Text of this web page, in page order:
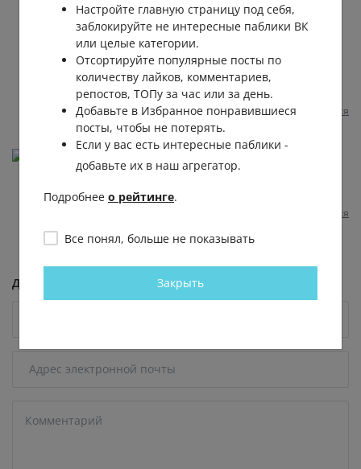
8 несколько месяцев назад 0 0
Пожаловаться
Татьяна Николаевна
Без слов ‼👍👍👍👍👍👍✊✊✊✊🍷🍷🍷
8 несколько месяцев назад
Пожаловаться
Добавить комментарий
Настройте главную страницу под себя,
заблокируйте не интересные паблики ВК
или целые категории.
Отсортируйте популярные посты по
количеству лайков, комментариев,
репостов, ТОПу за час или за день.
Добавьте в Избранное понравившиеся
посты, чтобы не потерять.
Если у вас есть интересные паблики -
добавьте их в наш агрегатор.
Подробнее о рейтинге.
Все понял, больше не показывать
Закрыть